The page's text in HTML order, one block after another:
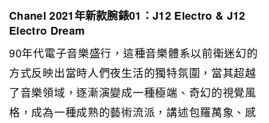
Chanel 2021年新款腕錶01：J12 Electro & J12
Electro Dream
90年代電子音樂盛行，這種音樂體系以前衛迷幻的
方式反映出當時人們夜生活的獨特氛圍，當其超越
了音樂領域，逐漸演變成一種極端、奇幻的視覺風
格，成為一種成熟的藝術流派，講述包羅萬象、感